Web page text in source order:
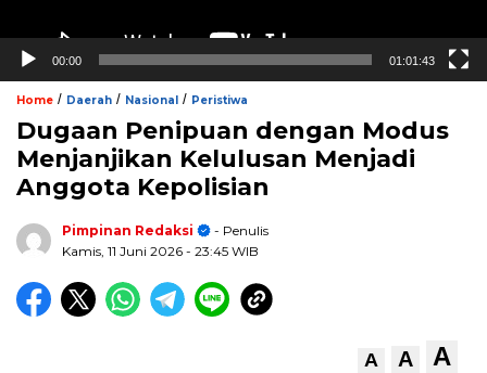
00:00 01:01:43
Home / Daerah / Nasional / Peristiwa
Dugaan Penipuan dengan Modus
Menjanjikan Kelulusan Menjadi
Anggota Kepolisian
Pimpinan Redaksi
- Penulis
Kamis, 11 Juni 2026 - 23:45 WIB
A A A